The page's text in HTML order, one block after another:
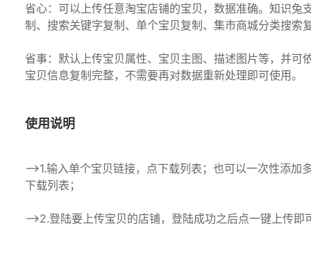
省心：可以上传任意淘宝店铺的宝贝，数据准确。知识
制、搜索关键字复制、单个宝贝复制、集市商城分类搜索
省事：默认上传宝贝属性、宝贝主图、描述图片等，并
宝贝信息复制完整，不需要再对数据重新处理即可使用。
使用说明
—>1.输入单个宝贝链接，点下载列表；也可以一次性添
下载列表；
—>2.登陆要上传宝贝的店铺，登陆成功之后点一键上传即